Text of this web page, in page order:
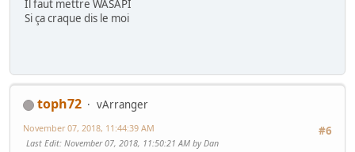
Il faut mettre WASAPI
Si ça craque dis le moi
toph72
vArranger
#6
November 07, 2018, 11:44:39 AM
Last Edit: November 07, 2018, 11:50:21 AM by Dan